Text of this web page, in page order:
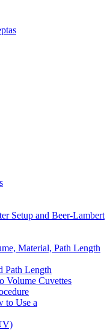
Setup and Beer-Lambert
Material, Path Length
Path Length
Volume Cuvettes
to Use a